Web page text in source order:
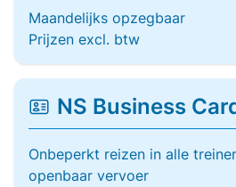
Maandelijks opzegbaar
Prijzen excl. btw
NS Business
Onbeperkt reizen in alle
openbaar vervoer